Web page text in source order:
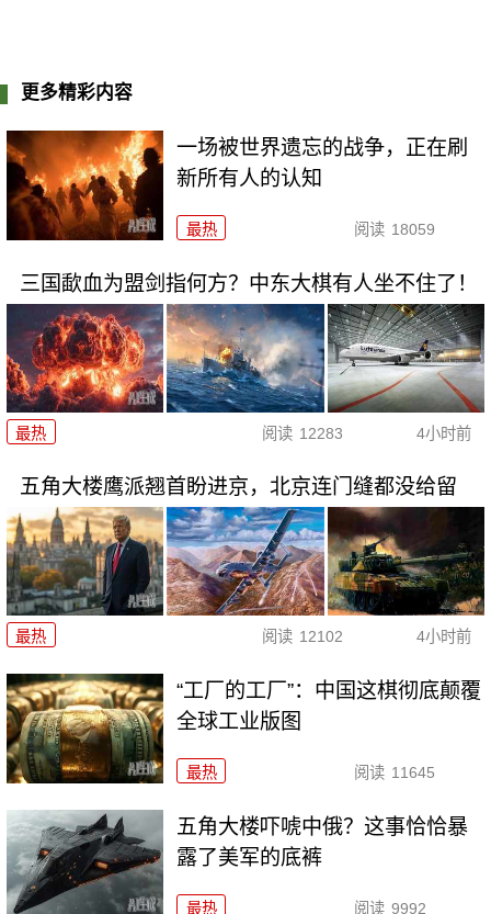
更多精彩内容
一场被世界遗忘的战争，正在刷
新所有人的认知
最热 阅读 18059
三国歃血为盟剑指何方？中东大棋有人坐不住了！
最热 阅读 12283 4小时前
五角大楼鹰派翘首盼进京，北京连门缝都没给留
最热 阅读 12102 4小时前
“工厂的工厂”：中国这棋彻底颠覆
全球工业版图
最热 阅读 11645
五角大楼吓唬中俄？这事恰恰暴
露了美军的底裤
最热 阅读 9992